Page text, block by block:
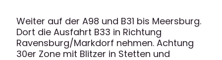
Weiter auf der A98 und B31 bis Meersburg.
Dort die Ausfahrt B33 in Richtung
Ravensburg/Markdorf nehmen. Achtung
30er Zone mit Blitzer in Stetten und